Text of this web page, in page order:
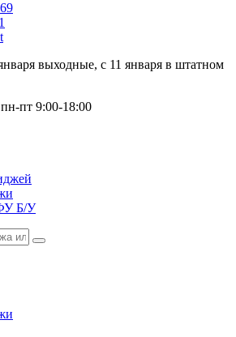
выходные, с 11 января в штатном
пт 9:00-18:00
Б/У